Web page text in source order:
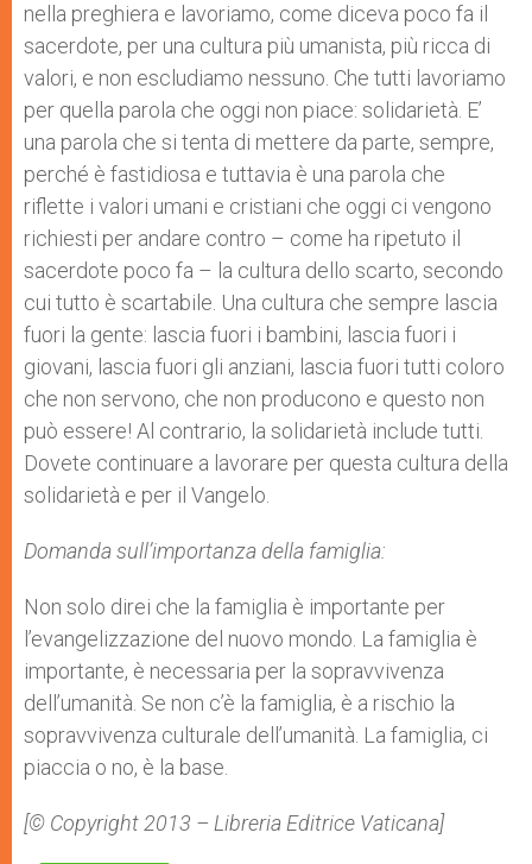
nella preghiera e lavoriamo, come diceva poco fa il
sacerdote, per una cultura più umanista, più ricca di
valori, e non escludiamo nessuno. Che tutti lavoriamo
per quella parola che oggi non piace: solidarietà. E’
una parola che si tenta di mettere da parte, sempre,
perché è fastidiosa e tuttavia è una parola che
riflette i valori umani e cristiani che oggi ci vengono
richiesti per andare contro – come ha ripetuto il
sacerdote poco fa – la cultura dello scarto, secondo
cui tutto è scartabile. Una cultura che sempre lascia
fuori la gente: lascia fuori i bambini, lascia fuori i
giovani, lascia fuori gli anziani, lascia fuori tutti coloro
che non servono, che non producono e questo non
può essere! Al contrario, la solidarietà include tutti.
Dovete continuare a lavorare per questa cultura della
solidarietà e per il Vangelo.
Domanda sull’importanza della famiglia:
Non solo direi che la famiglia è importante per
l’evangelizzazione del nuovo mondo. La famiglia è
importante, è necessaria per la sopravvivenza
dell’umanità. Se non c’è la famiglia, è a rischio la
sopravvivenza culturale dell’umanità. La famiglia, ci
piaccia o no, è la base.
[© Copyright 2013 – Libreria Editrice Vaticana]